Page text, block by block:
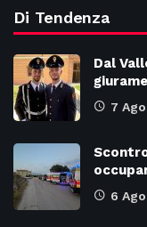
Di Tendenza
Dal
7
6